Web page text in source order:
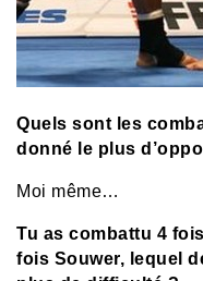
Quels sont les
donné le plus
Moi même…
Tu as combattu 4
fois Souwer, lequel